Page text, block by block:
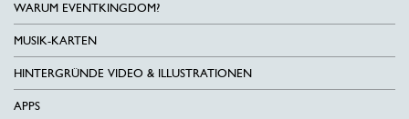
WARUM EVENTKINGDOM?
MUSIK-KARTEN
HINTERGRÜNDE VIDEO & ILLUSTRATIONEN
APPS